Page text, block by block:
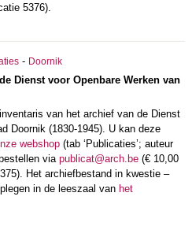
5376).
- Doornik
Dienst voor Openbare Werken van
van het archief van de Dienst
Doornik (1830-1945). U kan deze
webshop(tab ‘Publicaties’; auteur
via publicat@arch.be(€ 10,00
Het archiefbestand in kwestie –
in de leeszaal van het